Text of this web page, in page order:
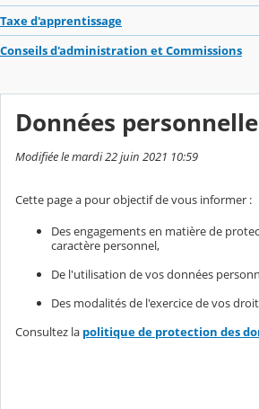
Taxe d'apprentissage
Conseils d'administration et Commissions
Données
Modifiée le mardi 22 juin 2021 10:59
Cette page a pour objectif de vous informer :
Des engagements en matière de
caractère personnel,
De l'utilisation de vos données
Des modalités de l'exercice de vos
Consultez la politique de protection des